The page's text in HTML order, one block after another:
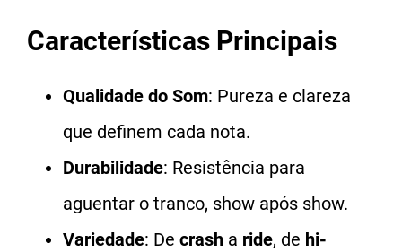
Características Principais
Qualidade do Som: Pureza e clareza
que definem cada nota.
Durabilidade: Resistência para
aguentar o tranco, show após show.
Variedade: De crash a ride, de hi-